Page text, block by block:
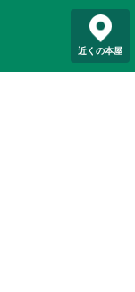
近くの本屋